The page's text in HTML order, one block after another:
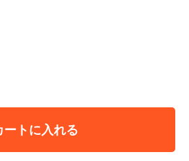
ートに入れる